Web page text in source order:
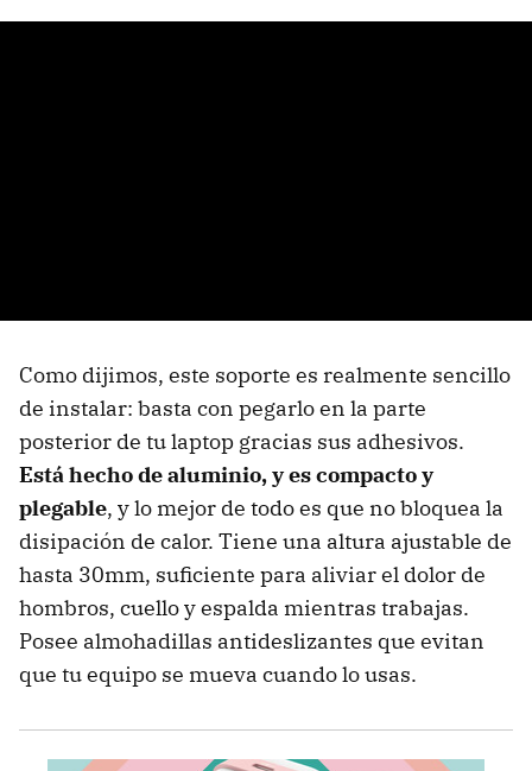
Como dijimos, este soporte es realmente sencillo
de instalar: basta con pegarlo en la parte
posterior de tu laptop gracias sus adhesivos.
Está hecho de aluminio, y es compacto y
plegable, y lo mejor de todo es que no bloquea la
disipación de calor. Tiene una altura ajustable de
hasta 30mm, suficiente para aliviar el dolor de
hombros, cuello y espalda mientras trabajas.
Posee almohadillas antideslizantes que evitan
que tu equipo se mueva cuando lo usas.